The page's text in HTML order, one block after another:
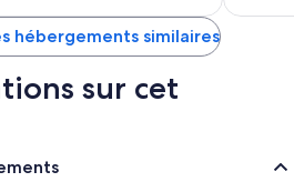
de
hébergements similaires
sur cet